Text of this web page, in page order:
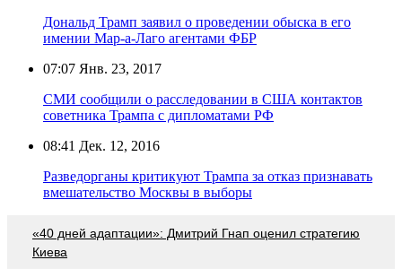
Дональд Трамп заявил о проведении обыска в его
имении Мар-а-Лаго агентами ФБР
07:07 Янв. 23, 2017
СМИ сообщили о расследовании в США контактов
советника Трампа с дипломатами РФ
08:41 Дек. 12, 2016
Разведорганы критикуют Трампа за отказ признавать
вмешательство Москвы в выборы
«40 дней адаптации»: Дмитрий Гнап оценил стратегию
Киева